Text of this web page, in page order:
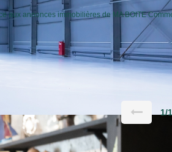
aux annonces immobilières de MA BOITE
1/1